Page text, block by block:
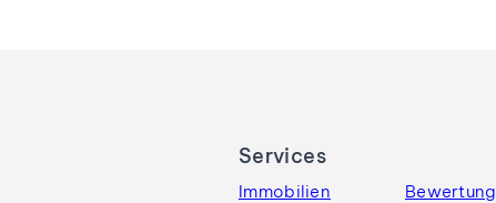
Services
Immobilien
Bewertung